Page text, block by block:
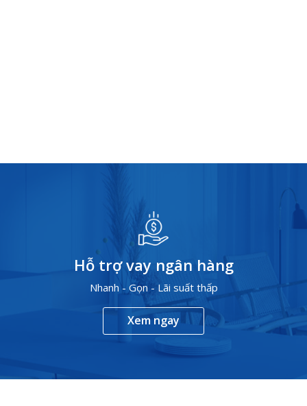
Hỗ trợ vay ngân hàng
Nhanh - Gọn - Lãi suất thấp
Xem ngay